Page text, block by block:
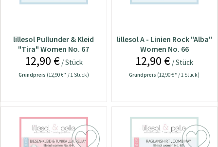
lillesol Pullunder & Kleid
"Tira" Women No. 67
12,90 €/ Stück
Grundpreis (12,90 € * / 1 Stück)
lillesol A - Linien Rock "Alba"
Women No. 66
12,90 € / Stück
Grundpreis (12,90 € * / 1 Stück)